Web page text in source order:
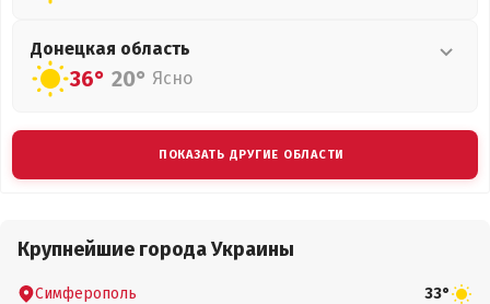
Донецкая область
36° 20° Ясно
ПОКАЗАТЬ ДРУГИЕ ОБЛАСТИ
Крупнейшие города Украины
Симферополь 33°